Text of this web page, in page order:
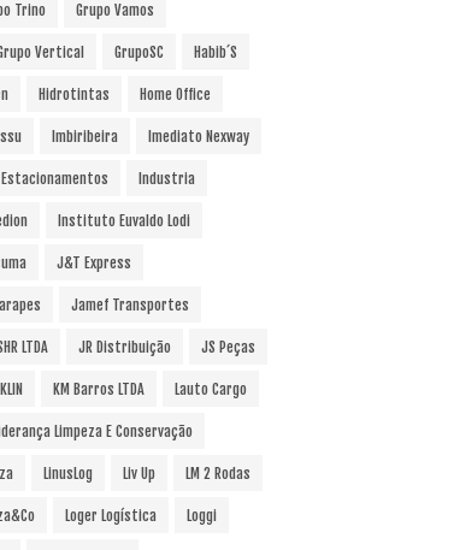
Trino Grupo Vamos
Vertical GrupoSC Habib´s
Hidrotintas Home Office
Imbiribeira Imediato Nexway
Estacionamentos Industria
Instituto Euvaldo Lodi
J&T Express
Jamef Transportes
LTDA JR Distribuição JS Peças
KLIN KM Barros LTDA Lauto Cargo
Limpeza E Conservação
LinusLog Liv Up LM 2 Rodas
Loger Logística Loggi